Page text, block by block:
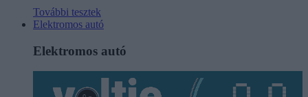
További tesztek
Elektromos autó
Elektromos autó